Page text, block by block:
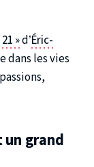
»d’Éric-
dans les vies
un grand